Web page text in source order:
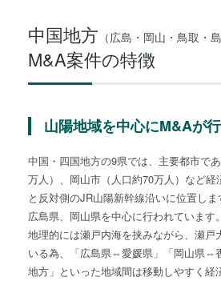
中国地方 （広島・岡山・鳥取・
M&A案件の特徴
山陽地域を中心にM&Aが
中国・四国地方の9県では、主要都市で
万人）、岡山市（人口約70万人）など
と反対側のJR山陽新幹線沿いに位置し
広島県、岡山県を中心に行われています。
地理的には瀬戸内海を挟みながら、瀬戸
いる為、「広島県⇔愛媛県」「岡山県⇔
地方」といった地域間は移動しやすく経